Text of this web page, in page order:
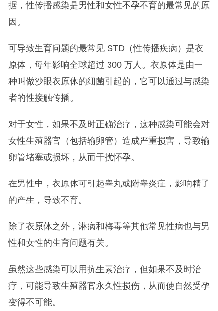
据，性传播感染是男性和女性不孕不育的最常见的原
因。
可导致生育问题的最常见 STD（性传播疾病）是衣
原体，每年影响全球超过 300 万人。衣原体是由一
种叫做沙眼衣原体的细菌引起的，它可以通过与感染
者的性接触传播。
对于女性，如果不及时正确治疗，这种感染可能会对
女性生殖器官（包括输卵管）造成严重损害，导致输
卵管堵塞或损坏，从而干扰怀孕。
在男性中，衣原体可引起睾丸或附睾炎症，影响精子
的产生，导致不育。
除了衣原体之外，淋病和梅毒等其他常见性病也与男
性和女性的生育问题有关。
虽然这些感染可以用抗生素治疗，但如果不及时治
疗，可能导致生殖器官永久性损伤，从而使自然受孕
变得不可能。